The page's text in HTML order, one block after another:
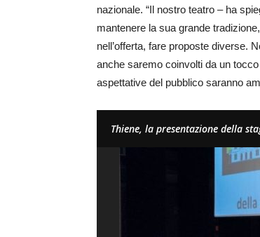
nazionale. “Il nostro teatro – ha
mantenere la sua grande
nell’offerta, fare proposte diverse.
anche saremo coinvolti da un
aspettative del pubblico saranno
Thiene, la presentazione della